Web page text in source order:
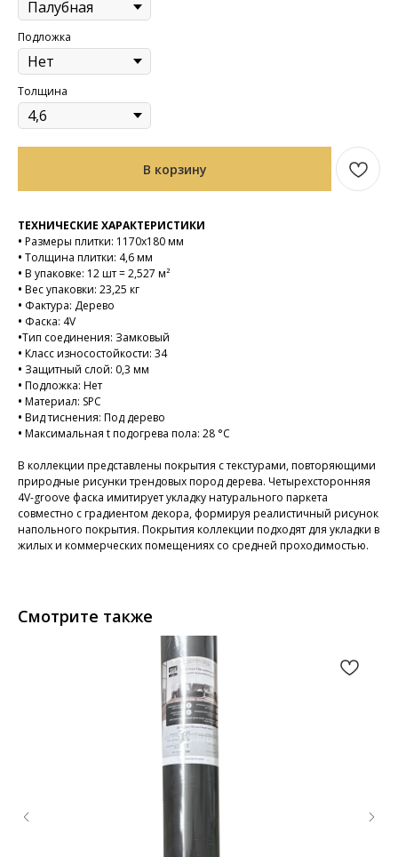
Подложка
Толщина
В корзину
ТЕХНИЧЕСКИЕ ХАРАКТЕРИСТИКИ
• Размеры плитки: 1170х180 мм
• Толщина плитки: 4,6 мм
• В упаковке: 12 шт = 2,527 м²
• Вес упаковки: 23,25 кг
• Фактура: Дерево
• Фаска: 4V
•Тип соединения: Замковый
• Класс износостойкости: 34
• Защитный слой: 0,3 мм
• Подложка: Нет
• Материал: SPC
• Вид тиснения: Под дерево
• Максимальная t подогрева пола: 28 °C
В коллекции представлены покрытия с текстурами, повторяющими
природные рисунки трендовых пород дерева. Четырехсторонняя
4V-groove фаска имитирует укладку натурального паркета
совместно с градиентом декора, формируя реалистичный рисунок
напольного покрытия. Покрытия коллекции подходят для укладки в
жилых и коммерческих помещениях со средней проходимостью.
Смотрите также